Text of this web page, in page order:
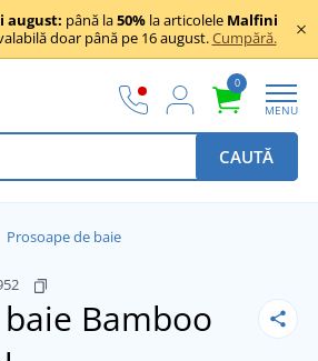
august: până la50% la articolele Malfini
doar până pe 16 august.Cumpără.
0
MENU
CAUTĂ
Prosoape de baie
Bamboo